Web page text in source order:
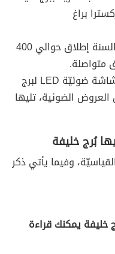
براغ
تم خلال حفل هذه السنة إطلاق حوالي 400
تم تركيب واجهة وشاشة ضوئيّة LED لبرج
الضوئية، تليها
بُرج خليفة
وفيما يأتي ذكر
يمكنك قراءة